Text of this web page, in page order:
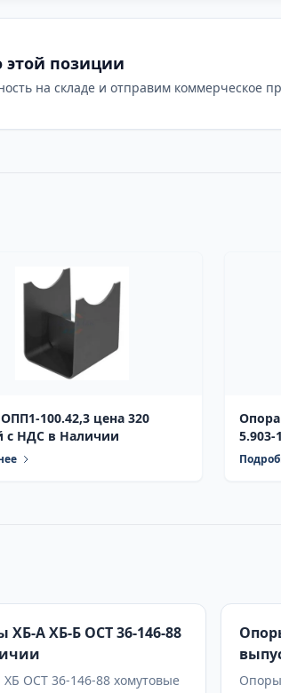
позиции
на складе и отправим коммерческое
100.42,3 цена 320
с НДС в Наличии
Опора
5.903-
НДС,
ХБ-А ХБ-Б ОСТ 36-146-88
ОСТ 36-146-88 хомутовые
Опоры